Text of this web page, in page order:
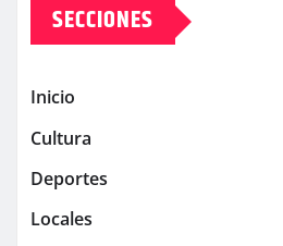
SECCIONES
Inicio
Cultura
Deportes
Locales